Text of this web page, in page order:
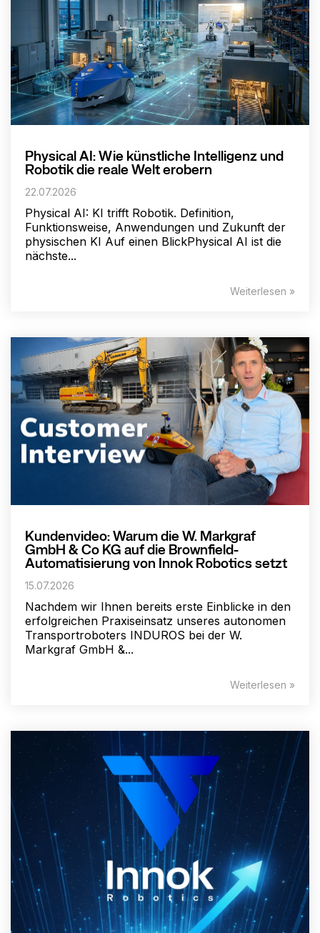
Physical AI: Wie künstliche Intelligenz und
Robotik die reale Welt erobern
22.07.2026
Physical AI: KI trifft Robotik. Definition,
Funktionsweise, Anwendungen und Zukunft der
physischen KI Auf einen BlickPhysical AI ist die
nächste...
Weiterlesen »
Kundenvideo: Warum die W. Markgraf
GmbH & Co KG auf die Brownfield-
Automatisierung von Innok Robotics setzt
15.07.2026
Nachdem wir Ihnen bereits erste Einblicke in den
erfolgreichen Praxiseinsatz unseres autonomen
Transportroboters INDUROS bei der W.
Markgraf GmbH &...
Weiterlesen »